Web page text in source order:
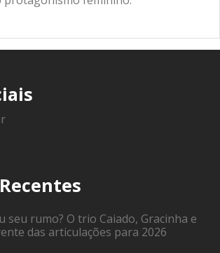
seu rumo? O trio Caiado, Gracinha e
das articulações para 2026